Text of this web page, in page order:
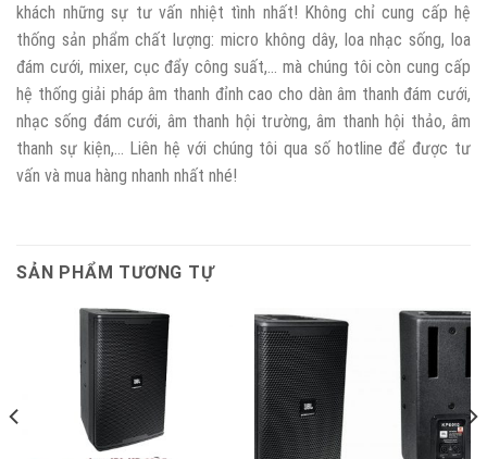
khách những sự tư vấn nhiệt tình nhất! Không chỉ cung cấp hệ
thống sản phẩm chất lượng: micro không dây, loa nhạc sống, loa
đám cưới, mixer, cục đẩy công suất,… mà chúng tôi còn cung cấp
hệ thống giải pháp âm thanh đỉnh cao cho dàn âm thanh đám cưới,
nhạc sống đám cưới, âm thanh hội trường, âm thanh hội thảo, âm
thanh sự kiện,… Liên hệ với chúng tôi qua số hotline để được tư
vấn và mua hàng nhanh nhất nhé!
SẢN PHẨM TƯƠNG TỰ